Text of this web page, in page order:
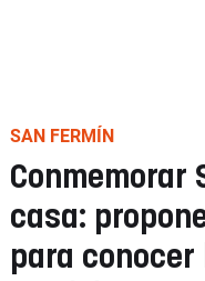
SAN FERMÍN
Conmemorar
casa:
para